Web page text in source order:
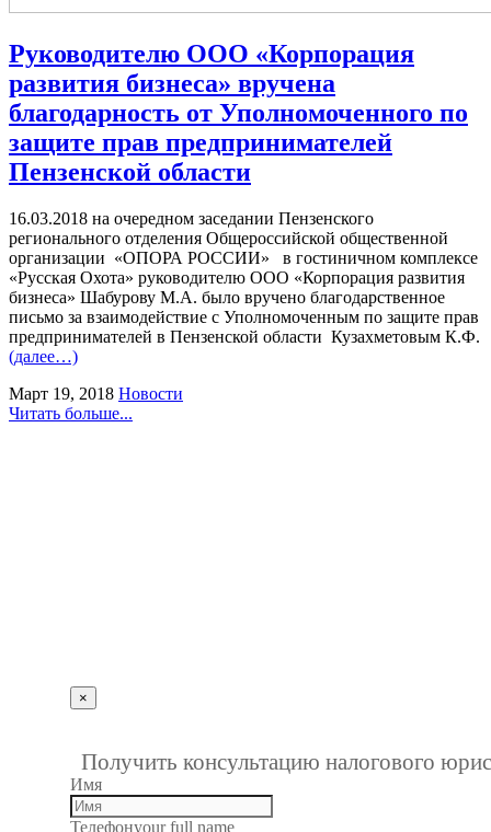
Руководителю ООО «Корпорация
развития бизнеса» вручена
благодарность от Уполномоченного по
защите прав предпринимателей
Пензенской области
16.03.2018 на очередном заседании Пензенского
регионального отделения Общероссийской общественной
организации «ОПОРА РОССИИ» в гостиничном комплексе
«Русская Охота» руководителю ООО «Корпорация развития
бизнеса» Шабурову М.А. было вручено благодарственное
письмо за взаимодействие с Уполномоченным по защите прав
предпринимателей в Пензенской области Кузахметовым К.Ф.
(далее…)
Март 19, 2018 Новости
Читать больше...
×
Получить консультацию налогового
Имя
Телефонyour full name